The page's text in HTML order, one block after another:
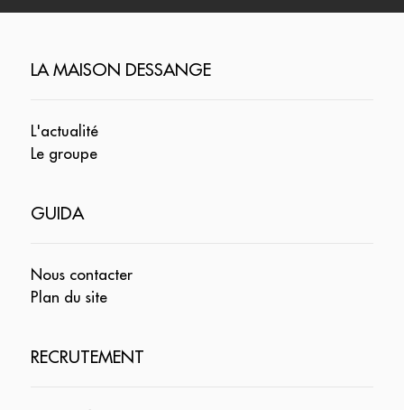
LA MAISON DESSANGE
L'actualité
Le groupe
GUIDA
Nous contacter
Plan du site
RECRUTEMENT